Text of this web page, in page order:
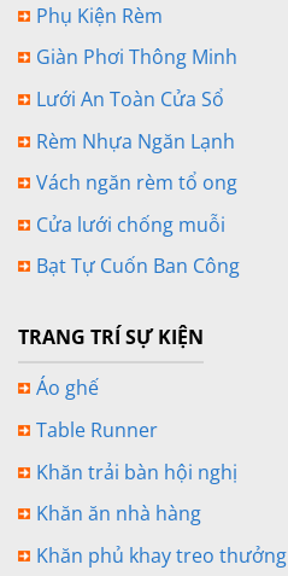
Phụ Kiện Rèm
Giàn Phơi Thông Minh
Lưới An Toàn Cửa Sổ
Rèm Nhựa Ngăn Lạnh
Vách ngăn rèm tổ ong
Cửa lưới chống muỗi
Bạt Tự Cuốn Ban Công
TRANG TRÍ SỰ KIỆN
Áo ghế
Table Runner
Khăn trải bàn hội nghị
Khăn ăn nhà hàng
Khăn phủ khay treo thưởng